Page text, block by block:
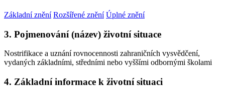
Základní znění Rozšířené znění Úplné znění
3. Pojmenování (název) životní situace
Nostrifikace a uznání rovnocennosti zahraničních vysvědčení,
vydaných základními, středními nebo vyššími odbornými školami
4. Základní informace k životní situaci